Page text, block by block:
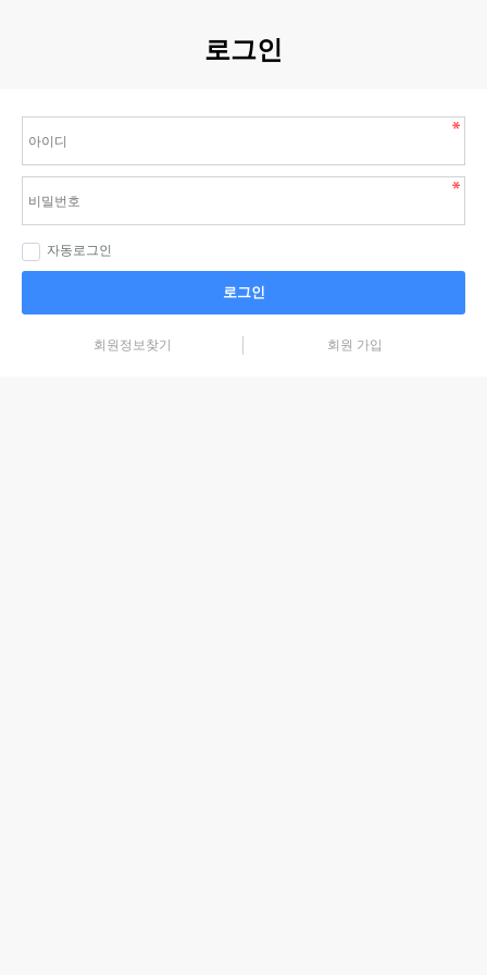
로그인
자동로그인
로그인
회원정보찾기 회원 가입